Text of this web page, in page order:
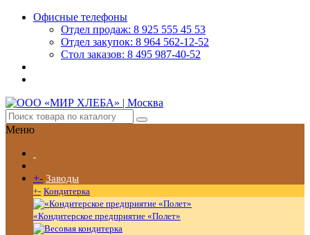
Офисные телефоны
Отдел продаж: 8 925 555 45 53
Отдел закупок: 8 964 562-12-52
Стол заказов: 8 495 987-40-52
Меню
+- Заводы
+- Кондитерка
«Кондитерское предприятие «Полет»